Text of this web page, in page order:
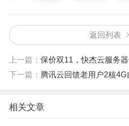
返回列表
上一篇： 保价双11，快杰云服务器低至59元/年！
下一篇： 腾讯云回馈老用户2核4G自选地区
相关文章